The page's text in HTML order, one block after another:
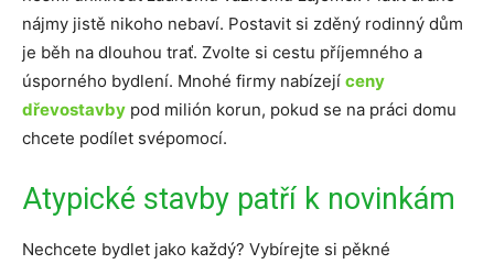
nájmy jistě nikoho nebaví. Postavit si zděný rodinný dům
je běh na dlouhou trať. Zvolte si cestu příjemného a
úsporného bydlení. Mnohé firmy nabízejí ceny
dřevostavby pod milión korun, pokud se na práci domu
chcete podílet svépomocí.
Atypické stavby patří k novinkám
Nechcete bydlet jako každý? Vybírejte si pěkné